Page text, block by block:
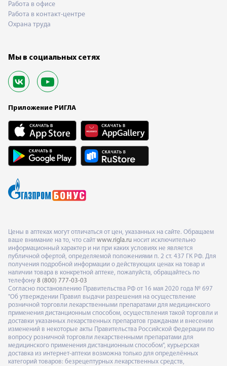
Работа в офисе
Работа в контакт-центре
Охрана труда
Мы в социальных сетях
Приложение РИГЛА
Цены в аптеках могут отличаться от цен, указанных на сайте. Обращаем
ваше внимание на то, что сайт www.rigla.ru носит исключительно
информационный характер и ни при каких условиях не является
публичной офертой, определяемой положениями п. 2 ст. 437 ГК РФ. Для
получения подробной информации о действующих ценах на товар и
наличии товара в конкретной аптеке, пожалуйста, обращайтесь по
телефону 8 (800) 777-03-03
Согласно постановлению Правительства РФ от 16 мая 2020 года № 697
"Об утверждении Правил выдачи разрешения на осуществление
розничной торговли лекарственными препаратами для медицинского
применения дистанционным способом, осуществления такой торговли и
доставки указанных лекарственных препаратов гражданам и внесении
изменений в некоторые акты Правительства Российской Федерации по
вопросу розничной торговли лекарственными препаратами для
медицинского применения дистанционным способом", курьерская
доставка из интернет-аптеки возможна только для определённых
категорий товаров: безрецептурных лекарственных средств,